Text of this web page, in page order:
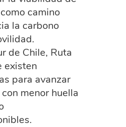
camino
la carbono
de Chile, Ruta
existen
para avanzar
menor huella